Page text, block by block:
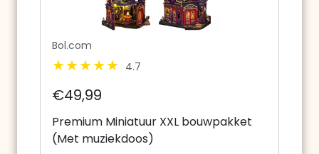
Bol.com
4.7
€49,99
Premium Miniatuur XXL bouwpakket
(Met muziekdoos)